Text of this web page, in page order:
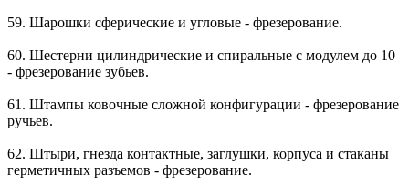
59. Шарошки сферические и угловые - фрезерование.
60. Шестерни цилиндрические и спиральные с модулем до 10
- фрезерование зубьев.
61. Штампы ковочные сложной конфигурации - фрезерование
ручьев.
62. Штыри, гнезда контактные, заглушки, корпуса и стаканы
герметичных разъемов - фрезерование.